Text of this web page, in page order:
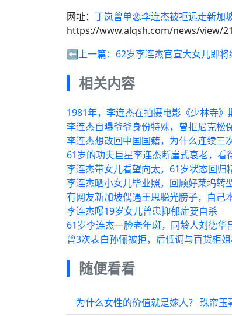
网址： 丁岚曾单恋李连杰被拒远走新加
https://www.alqsh.com/news/view/
⬅️上一篇： 62岁李连杰官宣大女儿即将
相关内容
1981年，李连杰在拍摄电影《少林寺
李连杰自曝爷爷身份特殊，曾拒尼克松
李连杰想改回中国国籍，为什么连续三
61岁的功夫巨星李连杰断崖式衰老，看
李连杰带女儿看望向太，61岁状态回归
李连杰晒小女儿毕业照，回顾好莱坞转
有网友新加坡偶遇王思聪光膀子，自己
李连杰曝19岁女儿曾患抑郁症要自杀
61岁李连杰一脸老年斑，同龄人刘德华
曾3次表白孙俪被拒，后低调与百货柜
随便看看